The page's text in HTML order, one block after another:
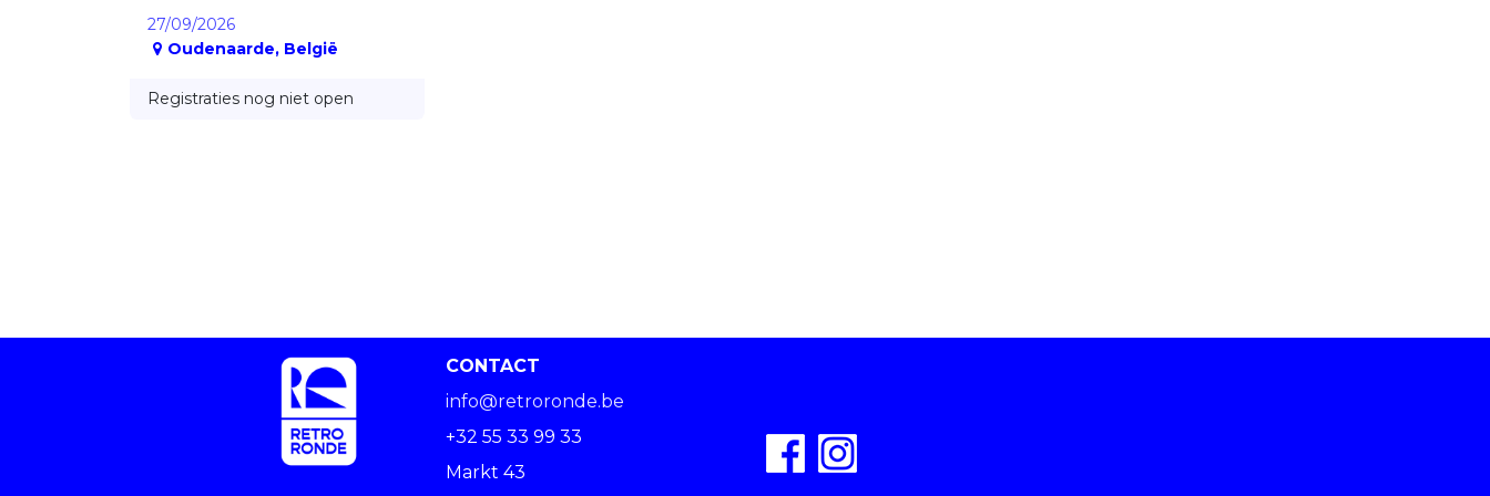
27/09/2026
Oudenaarde, België
Registraties nog niet open
CONTACT
info@retroronde.be
+32 55 33 99 33
Markt 43